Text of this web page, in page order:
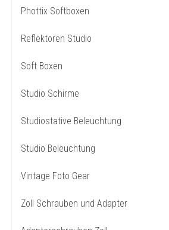
Phottix Softboxen
Reflektoren Studio
Soft Boxen
Studio Schirme
Studiostative Beleuchtung
Studio Beleuchtung
Vintage Foto Gear
Zoll Schrauben und Adapter